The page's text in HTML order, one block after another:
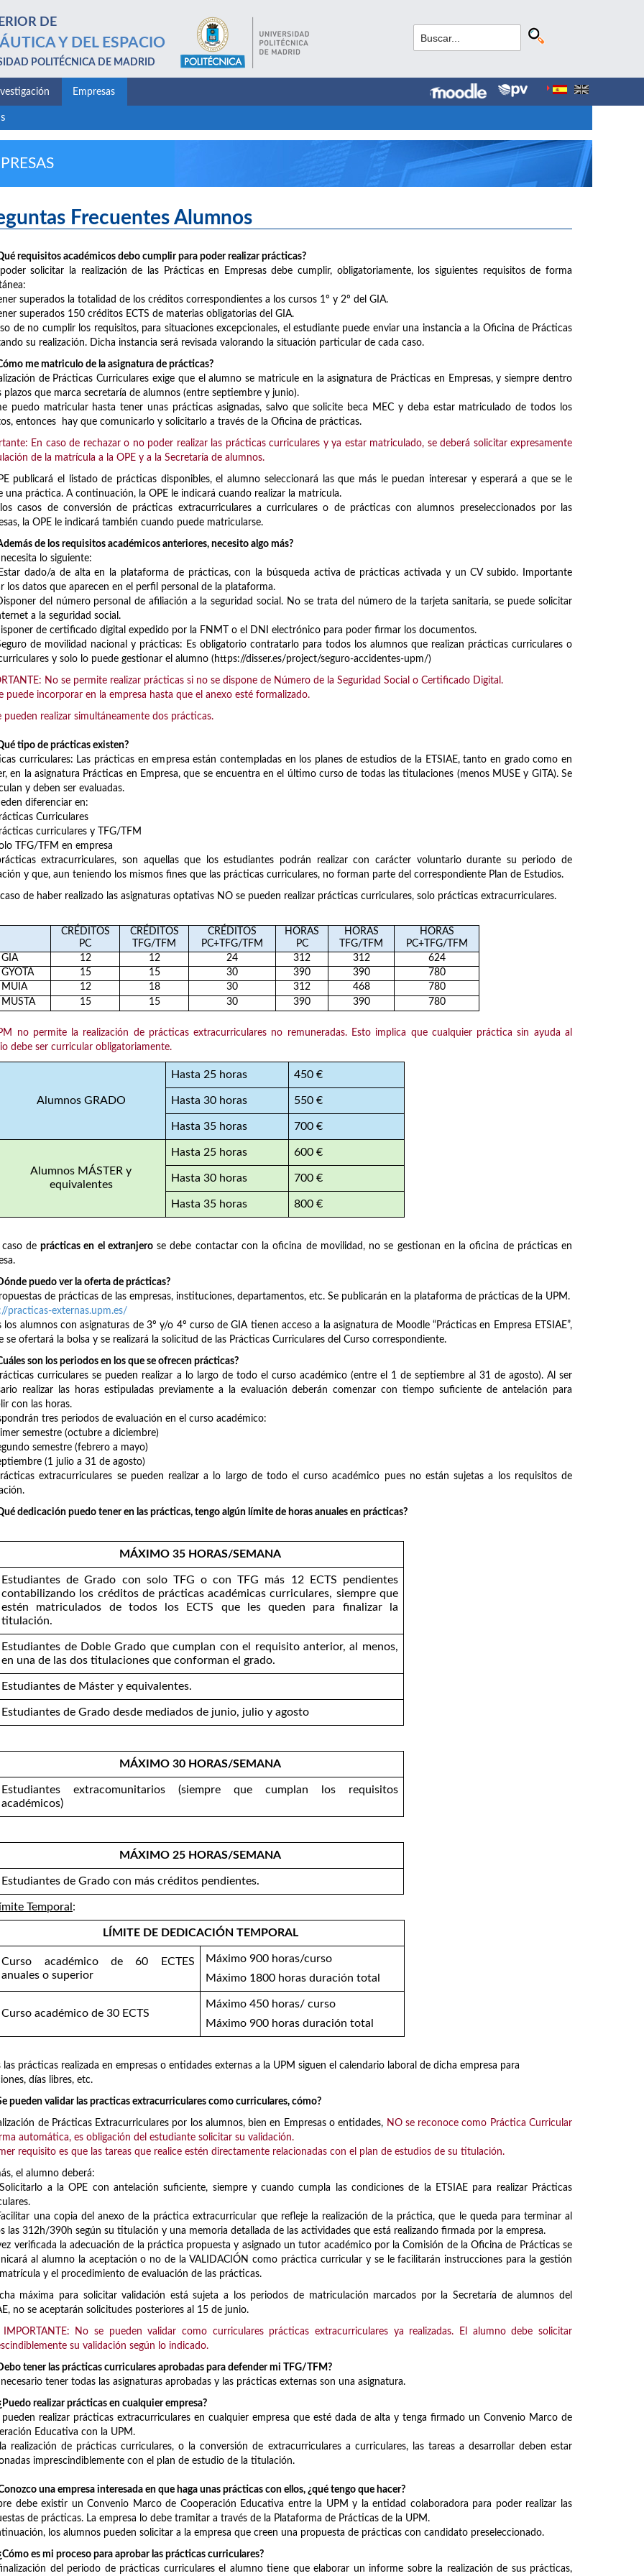
DE
Y DEL ESPACIO
POLITÉCNICA DE MADRID
Empresas
Frecuentes Alumnos
requisitos académicos debo cumplir para poder realizar prácticas?
solicitar la realización de las Prácticas en Empresas debe cumplir, obligatoriamente, los siguientes requisitos de forma
superados la totalidad de los créditos correspondientes a los cursos 1º y 2º del GIA.
superados 150 créditos ECTS de materias obligatorias del GIA.
de no cumplir los requisitos, para situaciones excepcionales, el estudiante puede enviar una instancia a la Oficina de Prácticas
su realización. Dicha instancia será revisada valorando la situación particular de cada caso.
me matriculo de la asignatura de prácticas?
de Prácticas Curriculares exige que el alumno se matricule en la asignatura de Prácticas en Empresas, y siempre dentro
plazos que marca secretaría de alumnos (entre septiembre y junio).
puedo matricular hasta tener unas prácticas asignadas, salvo que solicite beca MEC y deba estar matriculado de todos los
entonces hay que comunicarlo y solicitarlo a través de la Oficina de prácticas.
En caso de rechazar o no poder realizar las prácticas curriculares y ya estar matriculado, se deberá solicitar expresamente
de la matrícula a la OPE y a la Secretaría de alumnos.
publicará el listado de prácticas disponibles, el alumno seleccionará las que más le puedan interesar y esperará a que se le
una práctica. A continuación, la OPE le indicará cuando realizar la matrícula.
casos de conversión de prácticas extracurriculares a curriculares o de prácticas con alumnos preseleccionados por las
la OPE le indicará también cuando puede matricularse.
de los requisitos académicos anteriores, necesito algo más?
necesita lo siguiente:
dado/a de alta en la plataforma de prácticas, con la búsqueda activa de prácticas activada y un CV subido. Importante
los datos que aparecen en el perfil personal de la plataforma.
del número personal de afiliación a la seguridad social. No se trata del número de la tarjeta sanitaria, se puede solicitar
a la seguridad social.
de certificado digital expedido por la FNMT o el DNI electrónico para poder firmar los documentos.
de movilidad nacional y prácticas: Es obligatorio contratarlo para todos los alumnos que realizan prácticas curriculares o
y solo lo puede gestionar el alumno (https://disser.es/project/seguro-accidentes-upm/)
No se permite realizar prácticas si no se dispone de Número de la Seguridad Social o Certificado Digital.
puede incorporar en la empresa hasta que el anexo esté formalizado.
pueden realizar simultáneamente dos prácticas.
tipo de prácticas existen?
curriculares: Las prácticas en empresa están contempladas en los planes de estudios de la ETSIAE, tanto en grado como en
en la asignatura Prácticas en Empresa, que se encuentra en el último curso de todas las titulaciones (menos MUSE y GITA). Se
y deben ser evaluadas.
diferenciar en:
Curriculares
curriculares y TFG/TFM
TFG/TFM en empresa
extracurriculares, son aquellas que los estudiantes podrán realizar con carácter voluntario durante su periodo de
y que, aun teniendo los mismos fines que las prácticas curriculares, no forman parte del correspondiente Plan de Estudios.
de haber realizado las asignaturas optativas NO se pueden realizar prácticas curriculares, solo prácticas extracurriculares.
CRÉDITOS
PC
CRÉDITOS
TFG/TFM
CRÉDITOS
PC+TFG/TFM
HORAS
PC
HORAS
TFG/TFM
HORAS
PC+TFG/TFM
GIA
12 12 24 312 312
624
GYOTA
15 15 30 390 390
780
MUIA
12 18 30 312 468
780
MUSTA
15 15 30 390 390 780
no permite la realización de prácticas extracurriculares no remuneradas.Esto implica que cualquier práctica sin ayuda al
debe ser curricular obligatoriamente.
Alumnos GRADO
Hasta 25 horas 450 €
Hasta 30 horas 550 €
Hasta 35 horas 700 €
Alumnos MÁSTER y
equivalentes
Hasta 25 horas 600 €
Hasta 30 horas 700 €
Hasta 35 horas 800 €
de prácticas en el extranjerose debe contactar con la oficina de movilidad, no se gestionan en la oficina de prácticas en
puedo ver la oferta de prácticas?
de prácticas de las empresas, instituciones, departamentos, etc. Se publicarán en la plataforma de prácticas de la UPM.
practicas-externas.upm.es/
los alumnos con asignaturas de 3º y/o 4º curso de GIA tienen acceso a la asignatura de Moodle “Prácticas en Empresa ETSIAE”,
se ofertará la bolsa y se realizará la solicitud de las Prácticas Curriculares del Curso correspondiente.
son los periodos en los que se ofrecen prácticas?
curriculares se pueden realizar a lo largo de todo el curso académico (entre el 1 de septiembre al 31 de agosto). Al ser
realizar las horas estipuladas previamente a la evaluación deberán comenzar con tiempo suficiente de antelación para
con las horas.
tres periodos de evaluación en el curso académico:
semestre (octubre a diciembre)
semestre (febrero a mayo)
(1 julio a 31 de agosto)
extracurriculares se pueden realizar a lo largo de todo el curso académico pues no están sujetas a los requisitos de
dedicación puedo tener en las prácticas, tengo algún límite de horas anuales en prácticas?
MÁXIMO 35 HORAS/SEMANA
Estudiantes de Grado con solo TFG o con TFG más 12 ECTS pendientes
contabilizando los créditos de prácticas académicas curriculares, siempre que
estén matriculados de todos los ECTS que les queden para finalizar la
titulación.
Estudiantes de Doble Grado que cumplan con el requisito anterior, al menos,
en una de las dos titulaciones que conforman el grado.
Estudiantes de Máster y equivalentes.
Estudiantes de Grado desde mediados de junio, julio y agosto
MÁXIMO 30 HORAS/SEMANA
Estudiantes extracomunitarios (siempre que cumplan los requisitos
académicos)
MÁXIMO 25 HORAS/SEMANA
Estudiantes de Grado con más créditos pendientes.
Temporal :
LÍMITE DE DEDICACIÓN TEMPORAL
Curso académico de 60 ECTES
anuales o superior
Máximo 900 horas/curso
Máximo 1800 horas duración total
Curso académico de 30 ECTS
Máximo 450 horas/ curso
Máximo 900 horas duración total
las prácticas realizada en empresas o entidades externas a la UPM siguen el calendario laboral de dicha empresa para
días libres, etc.
pueden validar las practicas extracurriculares como curriculares, cómo?
de Prácticas Extracurriculares por los alumnos, bien en Empresas o entidades, NO se reconoce como Práctica Curricular
automática, es obligación del estudiante solicitar su validación.
requisito es que las tareas que realice estén directamente relacionadas con el plan de estudios de su titulación.
el alumno deberá:
a la OPE con antelación suficiente, siempre y cuando cumpla las condiciones de la ETSIAE para realizar Prácticas
una copia del anexo de la práctica extracurricular que refleje la realización de la práctica, que le queda para terminar al
las 312h/390h según su titulación y una memoria detallada de las actividades que está realizando firmada por la empresa.
verificada la adecuación de la práctica propuesta y asignado un tutor académico por la Comisión de la Oficina de Prácticas se
al alumno la aceptación o no de la VALIDACIÓN como práctica curricular y se le facilitarán instrucciones para la gestión
y el procedimiento de evaluación de las prácticas.
máxima para solicitar validación está sujeta a los periodos de matriculación marcados por la Secretaría de alumnos del
no se aceptarán solicitudes posteriores al 15 de junio.
No se pueden validar como curriculares prácticas extracurriculares ya realizadas. El alumno debe solicitar
su validación según lo indicado.
tener las prácticas curriculares aprobadas para defender mi TFG/TFM?
necesario tener todas las asignaturas aprobadas y las prácticas externas son una asignatura.
realizar prácticas en cualquier empresa?
pueden realizar prácticas extracurriculares en cualquier empresa que esté dada de alta y tenga firmado un Convenio Marco de
Educativa con la UPM.
realización de prácticas curriculares, o la conversión de extracurriculares a curriculares, las tareas a desarrollar deben estar
imprescindiblemente con el plan de estudio de la titulación.
una empresa interesada en que haga unas prácticas con ellos, ¿qué tengo que hacer?
debe existir un Convenio Marco de Cooperación Educativa entre la UPM y la entidad colaboradora para poder realizar las
de prácticas. La empresa lo debe tramitar a través de la Plataforma de Prácticas de la UPM.
los alumnos pueden solicitar a la empresa que creen una propuesta de prácticas con candidato preseleccionado.
es mi proceso para aprobar las prácticas curriculares?
del periodo de prácticas curriculares el alumno tiene que elaborar un informe sobre la realización de sus prácticas,